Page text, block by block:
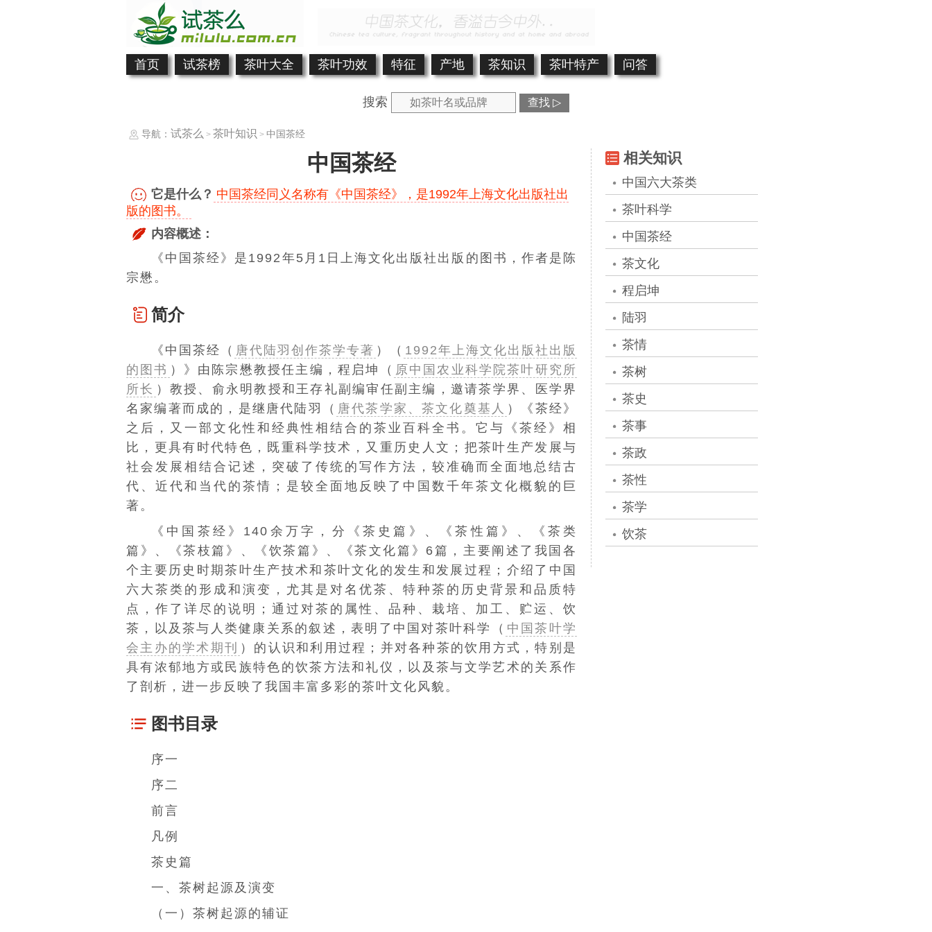
首页 试茶榜 茶叶大全 茶叶功效 特征 产地 茶知识 茶叶特产 问答
搜索 查找 ▷
导航： 试茶么 > 茶叶知识 > 中国茶经
中国茶经
它是什么？ 中国茶经同义名称有《中国茶经》，是1992年上海文化出版社出
版的图书。
内容概述：
《中国茶经》是1992年5月1日上海文化出版社出版的图书，作者是陈
宗懋。
简介
《中国茶经（ 唐代陆羽创作茶学专著 ）（ 1992年上海文化出版社出版
的图书 ）》由 陈宗懋教授任主编， 程启坤（ 原中国农业科学院茶叶研究所
所长 ） 教授、俞永明教授和王存礼副编审任副主编，邀请茶学界、医学界
名家编著而成的，是继唐代 陆羽（ 唐代茶学家、茶文化奠基人 ） 《 茶经 》
之后，又一部文化性和经典性相结合的茶业 百科全书 。它与《茶经》相
比，更具有时代特色，既重科学技术，又重历史人文；把茶叶生产发展与
社会发展相结合记述，突破了传统的写作方法，较准确而全面地总结古
代、近代和当代的茶情；是较全面地反映了中国数千年茶文化概貌的巨
著。
《中国茶经》140余万字，分《茶史篇》、《茶性篇》、《茶类
篇》、《茶枝篇》、《饮茶篇》、《茶文化篇》6篇，主要阐述了我国各
个主要历史时期茶叶生产技术和茶叶文化的发生和发展过程；介绍了中国
六大茶类的形成和演变，尤其是对名优茶、特种茶的历史背景和品质特
点，作了详尽的说明；通过对茶的属性、品种、栽培、加工、贮运、饮
茶，以及茶与人类健康关系的叙述，表明了中国对茶叶科学（ 中国茶叶学
会主办的学术期刊 ）的认识和利用过程；并对各种茶的饮用方式，特别是
具有浓郁地方或民族特色的饮茶方法和礼仪，以及茶与文学艺术的关系作
了剖析，进一步反映了我国丰富多彩的茶叶文化风貌。
图书目录
序一
序二
前言
凡例
茶史篇
一、茶树起源及演变
（一）茶树起源的辅证
相关知识
中国六大茶类
茶叶科学
中国茶经
茶文化
程启坤
陆羽
茶情
茶树
茶史
茶事
茶政
茶性
茶学
饮茶